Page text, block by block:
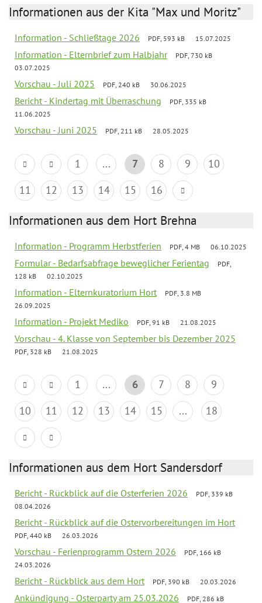
Informationen aus der Kita "Max und Moritz"
Information - Schließtage 2026 PDF, 593 kB 15.07.2025
Information - Elternbrief zum Halbjahr
PDF, 730 kB
03.07.2025
Vorschau - Juli 2025 PDF, 240 kB 30.06.2025
Bericht - Kindertag mit Überraschung
PDF, 335 kB
11.06.2025
Vorschau - Juni 2025 PDF, 211 kB 28.05.2025
1 ... 7 8 9
10
11
12 13 14 15 16
Informationen aus dem Hort Brehna
Information - Programm Herbstferien PDF, 4 MB 06.10.2025
Formular - Bedarfsabfrage beweglicher Ferientag
PDF,
128 kB
02.10.2025
Information - Elternkuratorium Hort
PDF, 3.8 MB
26.09.2025
Information - Projekt Mediko PDF, 91 kB 21.08.2025
Vorschau - 4. Klasse von September bis Dezember 2025
PDF, 328 kB 21.08.2025
1 ... 6 7 8
9
10
11 12 13 14 15 ... 18
Informationen aus dem Hort Sandersdorf
Bericht - Rückblick auf die Osterferien 2026
PDF, 339 kB
08.04.2026
Bericht - Rückblick auf die Ostervorbereitungen im Hort
PDF, 440 kB 26.03.2026
Vorschau - Ferienprogramm Ostern 2026
PDF, 166 kB
24.03.2026
Bericht - Rückblick aus dem Hort PDF, 390 kB 20.03.2026
Ankündigung - Osterparty am 25.03.2026
PDF, 286 kB